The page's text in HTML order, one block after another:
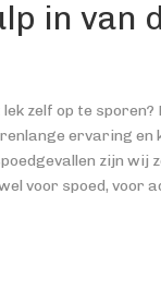
in van
zelf op te sporen?
ervaring
zijn wij
voor spoed, voor